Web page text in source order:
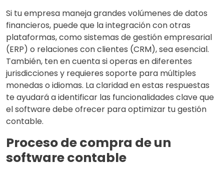
Si tu empresa maneja grandes volúmenes de datos
financieros, puede que la integración con otras
plataformas, como sistemas de gestión empresarial
(ERP) o relaciones con clientes (CRM), sea esencial.
También, ten en cuenta si operas en diferentes
jurisdicciones y requieres soporte para múltiples
monedas o idiomas. La claridad en estas respuestas
te ayudará a identificar las funcionalidades clave que
el software debe ofrecer para optimizar tu gestión
contable.
Proceso de compra de un
software contable